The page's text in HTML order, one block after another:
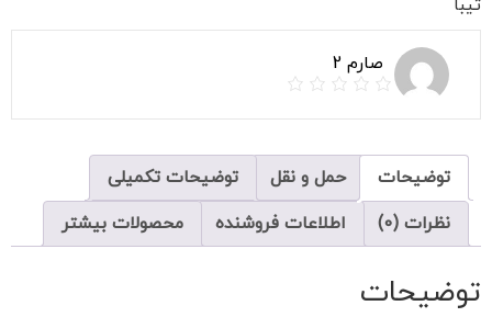
تیبا
صارم 2
توضیحات حمل و نقل
توضیحات تکمیلی
نظرات (0)
اطلاعات فروشنده محصولات بیشتر
توضیحات